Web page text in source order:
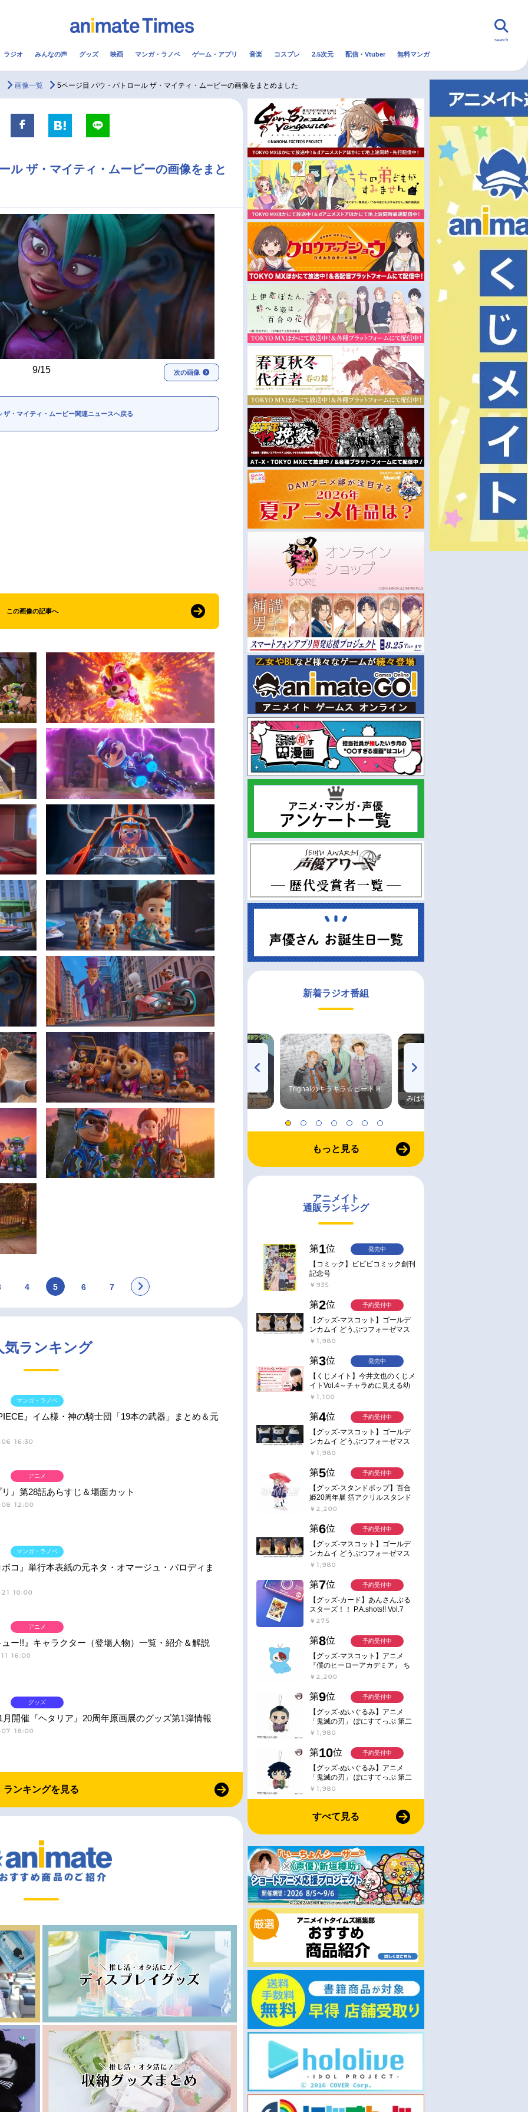
配信・Vtuber トレンド 無料マンガ
実写化映画一覧
今期アニメ曜日別一覧
春アニメ
秋アニメ
冬アニメ
FOLLOW US
search
ラジオ みんなの声 グッズ 映画 マンガ・ラノベ ゲーム・アプリ 音楽 コスプレ 2.5次元 配信・Vtuber 無料マンガ
画像一覧 5ページ目 パウ・パトロール ザ・マイティ・ムービーの画像をまとめました
ル ザ・マイティ・ムービーの画像をまと
9/15 次の画像
ザ・マイティ・ムービー関連ニュースへ戻る
この画像の記事へ
4 5 6 7
気ランキング
』イム様・神の騎士団「19本の武器」まとめ＆元
16:30
マンガ・ラノベ
』第28話あらすじ＆場面カット
12:00
アニメ
コ』単行本表紙の元ネタ・オマージュ・パロディま
10:00
マンガ・ラノベ
ー!!』キャラクター（登場人物）一覧・紹介＆解説
16:00
アニメ
月開催『ヘタリア』20周年原画展のグッズ第1弾情報
18:00
グッズ
ランキングを見る
新着ラジオ番組
TVアニメ『戦隊大失格』
radio 大直会 2nd season
ハイキュー!! 烏野高校放送部! Trignalのキラキラ☆ビートＲ
みは塩だけ
もっと見る
アニメイト
通販ランキング
第1位
【コミック】ビビビコミック創刊
記念号
￥935
発売中
第2位
【グッズ-マスコット】ゴールデ
ンカムイ どうぶつフォーゼマス
コット 4.尾形百之助【再販】
￥1,980
予約受付中
第3位
【くじメイト】今井文也のくじメ
イトVol.4～チャラめに見える幼
馴染、実は一途で独占欲が強いん
￥1,100
発売中
第4位
【グッズ-マスコット】ゴールデ
ンカムイ どうぶつフォーゼマス
コット 5.月島軍曹【再販】
￥1,980
予約受付中
第5位
【グッズ-スタンドポップ】百合
姫20周年展 箔アクリルスタンド
E：あおのなち
￥2,200
予約受付中
第6位
【グッズ-マスコット】ゴールデ
ンカムイ どうぶつフォーゼマス
コット 6.鯉登少尉【再販】
￥1,980
予約受付中
第7位
【グッズ-カード】あんさんぶる
スターズ！！ P.A.shots!! Vol.7
Action
￥275
予約受付中
第8位
【グッズ-マスコット】アニメ
『僕のヒーローアカデミア』 ち
みけもますこっと 7.轟凍焦
￥2,200
予約受付中
第9位
【グッズ-ぬいぐるみ】アニメ
「鬼滅の刃」 ぽにすてっぷ 第二
弾 不死川 玄弥
￥1,980
予約受付中
第10位
【グッズ-ぬいぐるみ】アニメ
「鬼滅の刃」 ぽにすてっぷ 第二
弾 冨岡 義勇
￥1,980
予約受付中
すべて見る